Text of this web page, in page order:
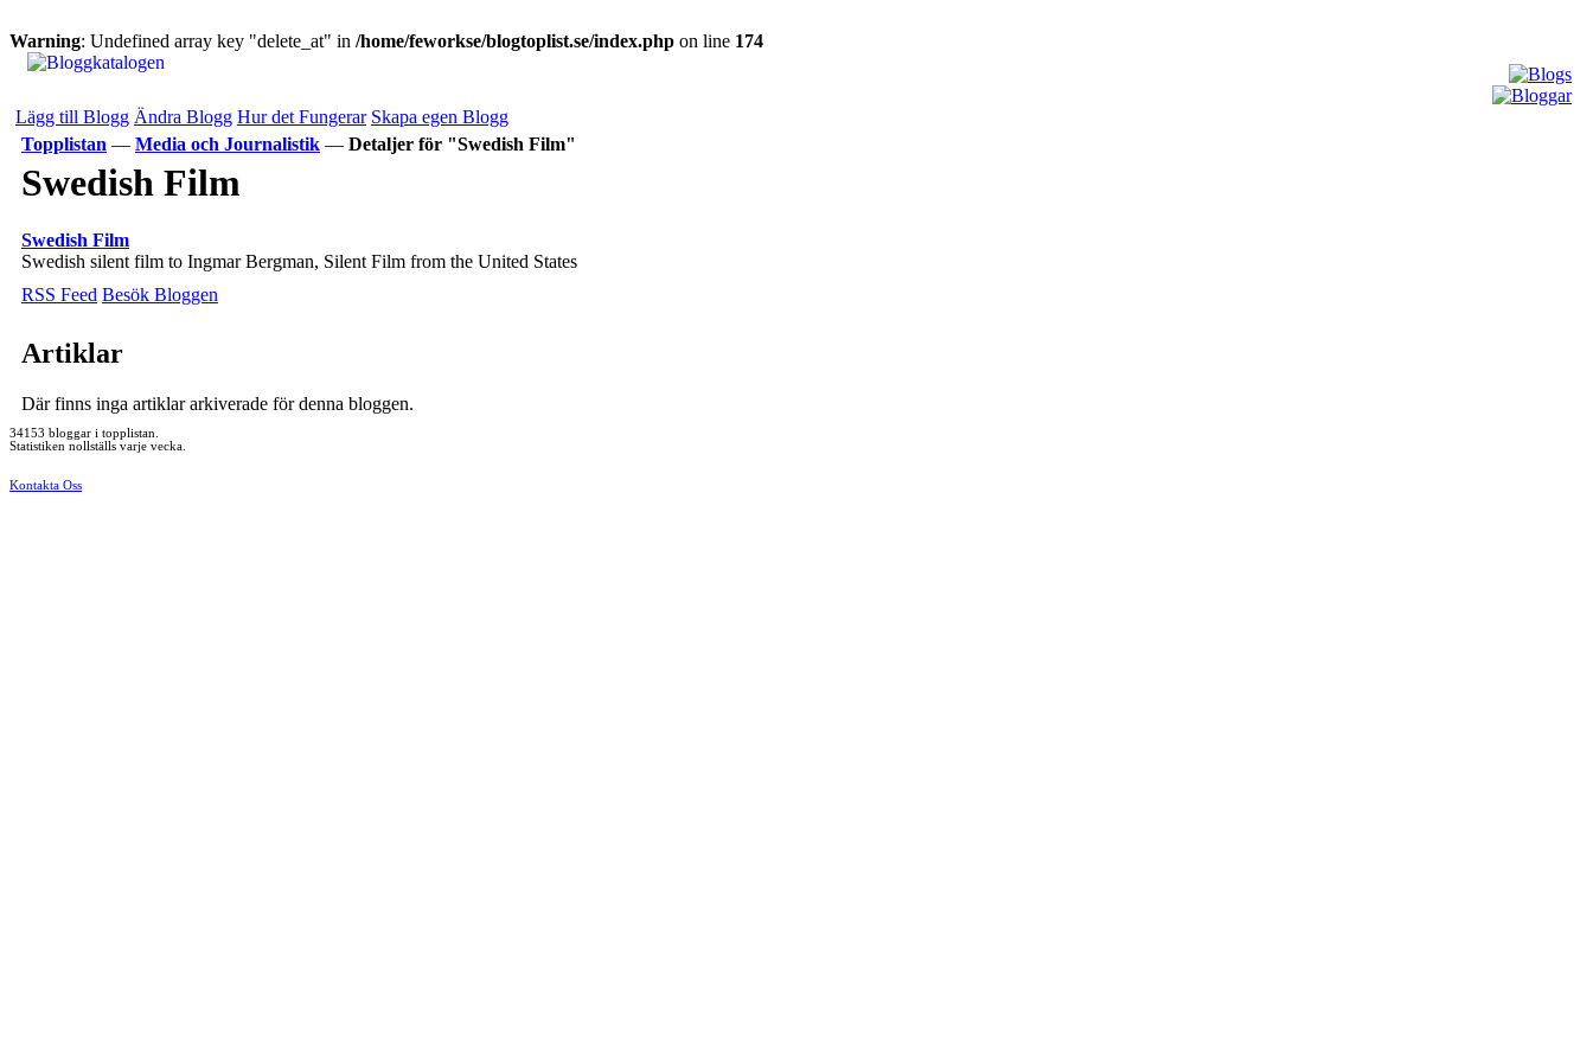
Warning: Undefined array key "delete_at" in /home/feworkse/blogtoplist.se/index.php on line 174
Lägg till Blogg Ändra Blogg Hur det Fungerar Skapa egen Blogg
Topplistan — Media och Journalistik — Detaljer för "Swedish Film"
Swedish Film
Swedish Film
Swedish silent film to Ingmar Bergman, Silent Film from the United States
RSS Feed Besök Bloggen
Artiklar
Där finns inga artiklar arkiverade för denna bloggen.
34153 bloggar i topplistan.
Statistiken nollställs varje vecka.
Kontakta Oss